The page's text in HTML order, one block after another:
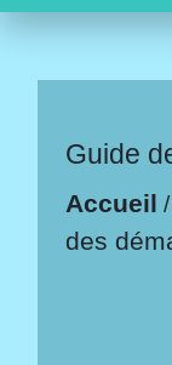
Guide
Accueil /
des